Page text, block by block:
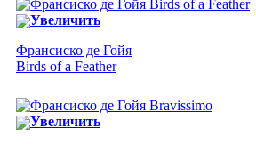
Увеличить
Франсиско де Гойя
Birds of a Feather
Увеличить